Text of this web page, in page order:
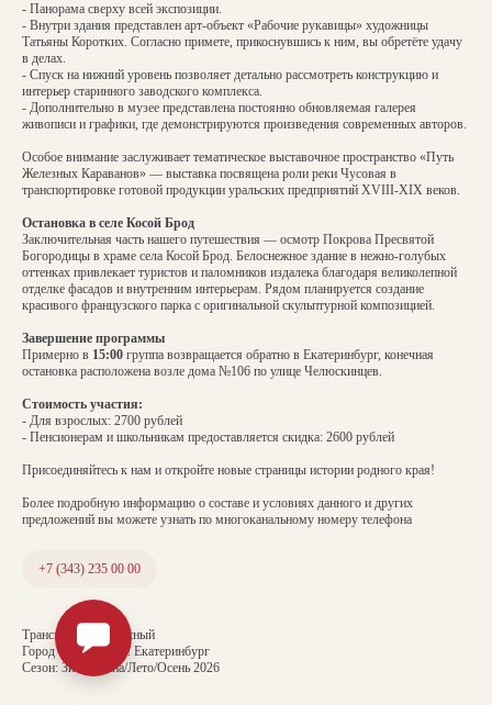
- Панорама сверху всей экспозиции.
- Внутри здания представлен арт-объект «Рабочие рукавицы» художницы
Татьяны Коротких. Согласно примете, прикоснувшись к ним, вы обретёте удачу
в делах.
- Спуск на нижний уровень позволяет детально рассмотреть конструкцию и
интерьер старинного заводского комплекса.
- Дополнительно в музее представлена постоянно обновляемая галерея
живописи и графики, где демонстрируются произведения современных авторов.
Особое внимание заслуживает тематическое выставочное пространство «Путь
Железных Караванов» — выставка посвящена роли реки Чусовая в
транспортировке готовой продукции уральских предприятий XVIII-XIX веков.
Остановка в селе Косой Брод
Заключительная часть нашего путешествия — осмотр Покрова Пресвятой
Богородицы в храме села Косой Брод. Белоснежное здание в нежно-голубых
оттенках привлекает туристов и паломников издалека благодаря великолепной
отделке фасадов и внутренним интерьерам. Рядом планируется создание
красивого французского парка с оригинальной скульптурной композицией.
Завершение программы
Примерно в 15:00 группа возвращается обратно в Екатеринбург, конечная
остановка расположена возле дома №106 по улице Челюскинцев.
Стоимость участия:
- Для взрослых: 2700 рублей
- Пенсионерам и школьникам предоставляется скидка: 2600 рублей
Присоединяйтесь к нам и откройте новые страницы истории родного края!
Более подробную информацию о составе и условиях данного и других
предложений вы можете узнать по многоканальному номеру телефона
+7 (343) 235 00 00
Транспорт: Автобусный
Город отправления: Екатеринбург
Сезон: Зима/Весна/Лето/Осень 2026